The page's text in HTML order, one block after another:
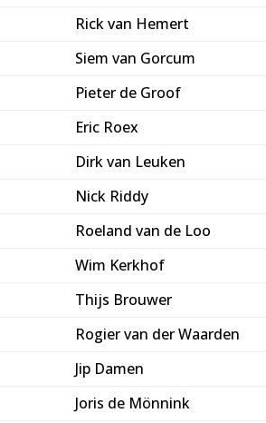
Rick van Hemert
Siem van Gorcum
Pieter de Groof
Eric Roex
Dirk van Leuken
Nick Riddy
Roeland van de Loo
Wim Kerkhof
Thijs Brouwer
Rogier van der Waarden
Jip Damen
Joris de Mönnink